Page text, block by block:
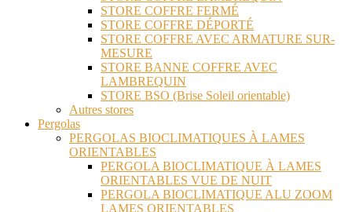
STORE COFFRE FERMÉ
STORE COFFRE DÉPORTÉ
STORE COFFRE AVEC ARMATURE SUR-
MESURE
STORE BANNE COFFRE AVEC
LAMBREQUIN
STORE BSO (Brise Soleil orientable)
Autres stores
Pergolas
PERGOLAS BIOCLIMATIQUES À LAMES
ORIENTABLES
PERGOLA BIOCLIMATIQUE À LAMES
ORIENTABLES VUE DE NUIT
PERGOLA BIOCLIMATIQUE ALU ZOOM
LAMES ORIENTABLES